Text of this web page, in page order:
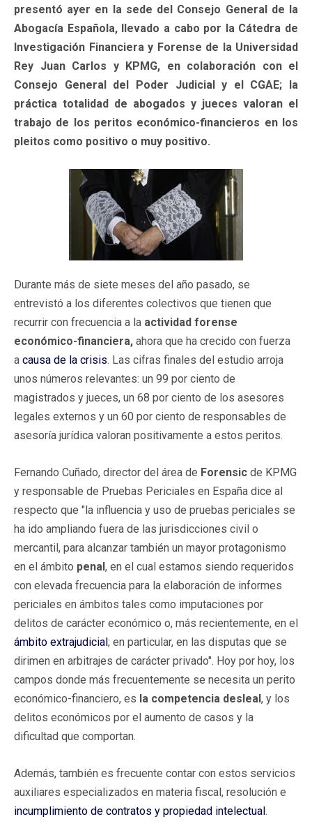
presentó ayer en la sede del Consejo General de la
Abogacía Española, llevado a cabo por la Cátedra de
Investigación Financiera y Forense de la Universidad
Rey Juan Carlos y KPMG, en colaboración con el
Consejo General del Poder Judicial y el CGAE; la
práctica totalidad de abogados y jueces valoran el
trabajo de los peritos económico-financieros en los
pleitos como positivo o muy positivo.
Durante más de siete meses del año pasado, se
entrevistó a los diferentes colectivos que tienen que
recurrir con frecuencia a la actividad forense
económico-financiera, ahora que ha crecido con fuerza
a causa de la crisis. Las cifras finales del estudio arroja
unos números relevantes: un 99 por ciento de
magistrados y jueces, un 68 por ciento de los asesores
legales externos y un 60 por ciento de responsables de
asesoría jurídica valoran positivamente a estos peritos.
Fernando Cuñado, director del área de Forensic de KPMG
y responsable de Pruebas Periciales en España dice al
respecto que "la influencia y uso de pruebas periciales se
ha ido ampliando fuera de las jurisdicciones civil o
mercantil, para alcanzar también un mayor protagonismo
en el ámbito penal, en el cual estamos siendo requeridos
con elevada frecuencia para la elaboración de informes
periciales en ámbitos tales como imputaciones por
delitos de carácter económico o, más recientemente, en el
ámbito extrajudicial; en particular, en las disputas que se
dirimen en arbitrajes de carácter privado". Hoy por hoy, los
campos donde más frecuentemente se necesita un perito
económico-financiero, es la competencia desleal, y los
delitos económicos por el aumento de casos y la
dificultad que comportan.
Además, también es frecuente contar con estos servicios
auxiliares especializados en materia fiscal, resolución e
incumplimiento de contratos y propiedad intelectual.